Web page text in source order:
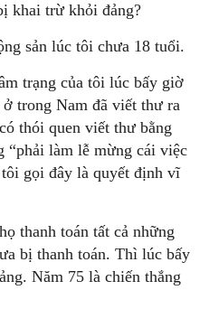
khai trừ khỏi đảng?
sản lúc tôi chưa 18 tuổi.
trạng của tôi lúc bấy giờ
trong Nam đã viết thư ra
thói quen viết thư bằng
“phải làm lễ mừng cái việc
gọi đây là quyết định vĩ
thanh toán tất cả những
bị thanh toán. Thì lúc bấy
Năm 75 là chiến thắng